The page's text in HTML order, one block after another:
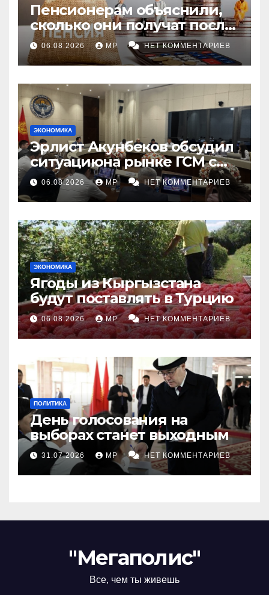
Пенсионерам объяснили,
сколько они получат после
индексации
06.08.2026 MP НЕТ КОММЕНТАРИЕВ
ЭКОНОМИКА
Эрлист Акунбеков обсудил
ситуациюна рынке ГСМ с
топливными компаниями
06.08.2026 MP НЕТ КОММЕНТАРИЕВ
ЭКОНОМИКА
Ягоды из Кыргызстана
будут поставлять в Турцию
06.08.2026 MP НЕТ КОММЕНТАРИЕВ
ПОЛИТИКА
День голосования на
выборах станет выходным
31.07.2026 MP НЕТ КОММЕНТАРИЕВ
"Мегаполис"
Все, чем ты живешь